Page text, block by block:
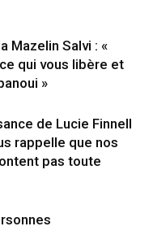
Mazelin Salvi : «
qui vous libère et
»
de Lucie Finnell
rappelle que nos
pas toute